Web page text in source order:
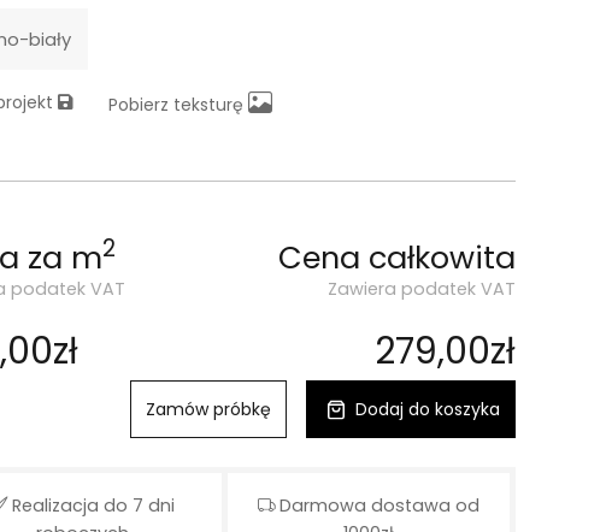
biały
Pobierz teksturę
za m2
podatek VAT
Cena całkowita
Zawiera podatek VAT
279,00zł
Zamów próbkę Dodaj do koszyka
Realizacja do 7 dni
Darmowa dostawa od